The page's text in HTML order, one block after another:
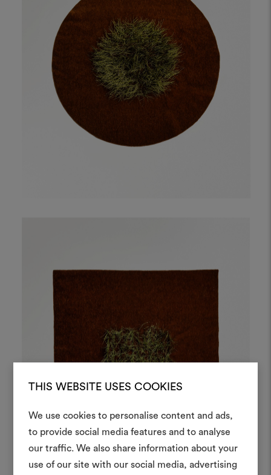
THIS WEBSITE USES COOKIES
We use cookies to personalise content and ads,
to provide social media features and to analyse
our traffic. We also share information about your
use of our site with our social media, advertising
Ein
erstellen